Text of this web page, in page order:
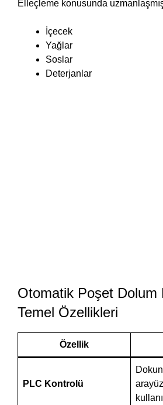
Elleçleme konusunda
İçecek
Yağlar
Soslar
Deterjanlar
Otomatik Poşet Dolum
Temel Özellikleri
Özellik
PLC Kontrolü